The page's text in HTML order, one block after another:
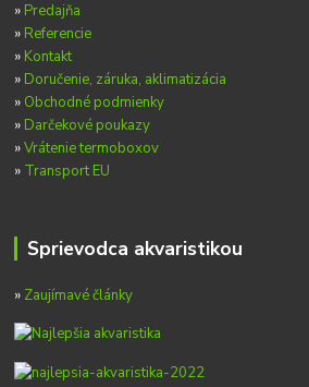
» Predajňa
» Referencie
» Kontakt
» Doručenie, záruka, aklimatizácia
» Obchodné podmienky
» Darčekové poukazy
»Vrátenie termoboxov
» Transport EU
Sprievodca akvaristikou
» Zaujímavé články